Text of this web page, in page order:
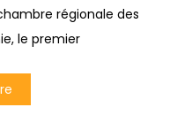
régionale des
le premier